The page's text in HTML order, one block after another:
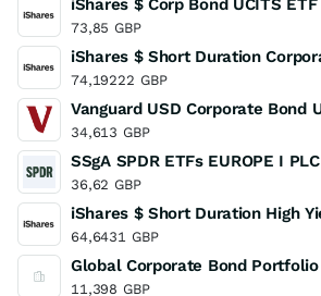
iShares $ Corp Bond UCITS
73,85 GBP
iShares $ Short Duration
74,19222 GBP
Vanguard USD Corporate Bond
34,613 GBP
SSgA SPDR ETFs EUROPE I
36,62 GBP
iShares $ Short Duration High
64,6431 GBP
Global Corporate Bond
11,398 GBP